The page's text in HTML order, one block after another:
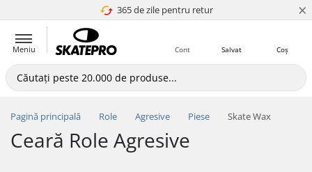
365 de zile pentru retur
4.8 a 5 ×
Meniu Coș
Salvat
Cont
Pagină principală Role Agresive Piese Skate Wax
Ceară Role Agresive